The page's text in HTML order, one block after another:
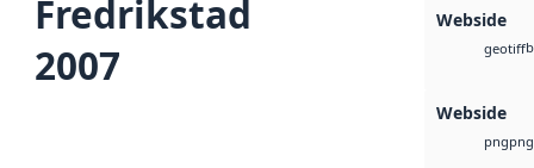
Fredrikstad
2007
Webside
geotiff
Webside
pngpng